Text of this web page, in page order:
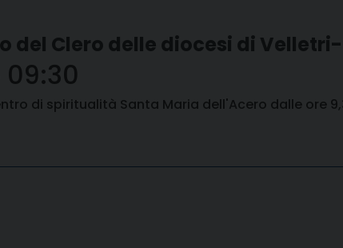
del Clero delle diocesi di
09:30
di spiritualità Santa Maria dell'Acero dalle ore